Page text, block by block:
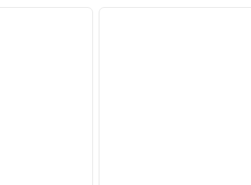
下一張圖片第 1 頁，共 12 頁